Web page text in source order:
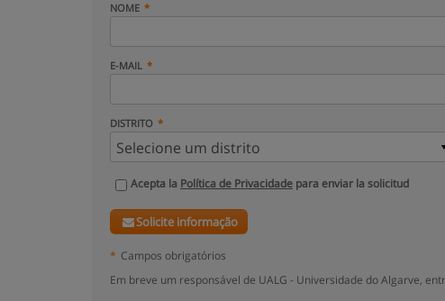
NOME
E-MAIL
DISTRITO
Acepta la Política de Privacidade para enviar la solicitud
Solicite informação
* Campos obrigatórios
Em breve um responsável de UALG - Universidade do Algarve,